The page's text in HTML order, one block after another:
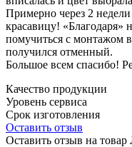
Примерно через 2
красавицу!
помучиться с монтажом
получился отменный.
Большое всем спасибо!
Качество продукции
Уровень сервиса
Срок изготовления
Оставить отзыв
Оставить отзыв на